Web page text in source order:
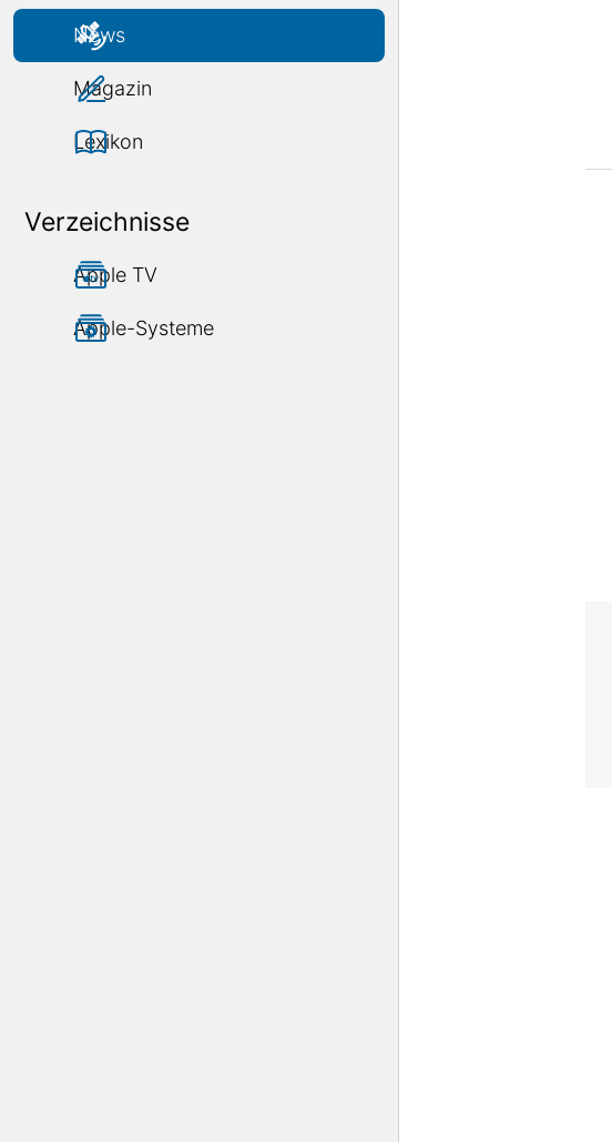
News
Magazin
Lexikon
Verzeichnisse
Apple TV
Apple-Systeme